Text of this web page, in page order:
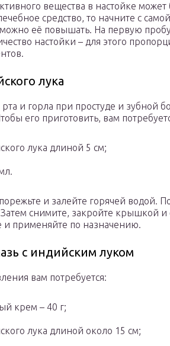
вещества в настойке
средство, то начните с
её повышать. На первую
настойки – для этого
лука
и горла при простуде и зубной
его приготовить, вам
лука длиной 5 см;
и залейте горячей водой.
Затем снимите, закройте крышкой и
и применяйте по назначению.
с индийским луком
вам потребуется:
крем – 40 г;
лука длиной около 15 см;